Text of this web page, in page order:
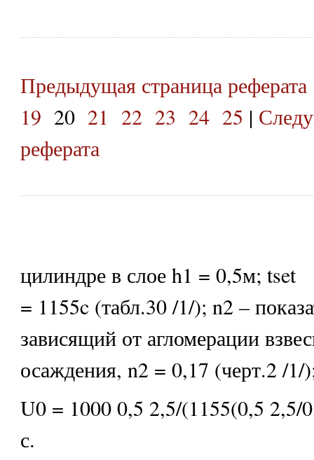
Предыдущая страница реферата
19 20 21 22 23 24 25 |
реферата
цилиндре в слое h1 = 0,5м; tset
= 1155c (табл.30 /1/); n2 –
зависящий от агломерации
осаждения, n2 = 0,17 (черт.2 /1/
U0 = 1000 0,5 2,5/(1155(0,5 2,5/
с.